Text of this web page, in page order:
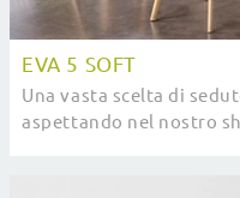
EVA 5 SOFT
Una vasta scelta di
aspettando nel nostro